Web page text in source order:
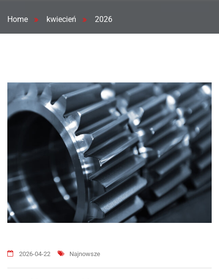
Home kwiecień 2026
2026-04-22 Najnowsze